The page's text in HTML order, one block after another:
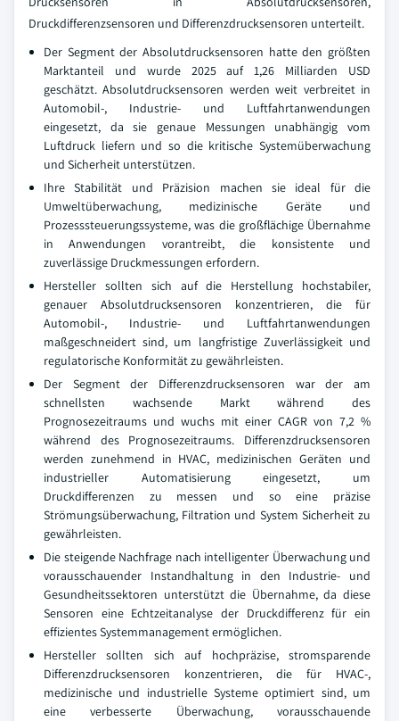
Druckdifferenzsensoren und Differenzdrucksensoren unterteilt.
Der Segment der Absolutdrucksensoren hatte den größten
Marktanteil und wurde 2025 auf 1,26 Milliarden USD
geschätzt. Absolutdrucksensoren werden weit verbreitet in
Automobil-, Industrie- und Luftfahrtanwendungen
eingesetzt, da sie genaue Messungen unabhängig vom
Luftdruck liefern und so die kritische Systemüberwachung
und Sicherheit unterstützen.
Ihre Stabilität und Präzision machen sie ideal für die
Umweltüberwachung, medizinische Geräte und
Prozesssteuerungssysteme, was die großflächige Übernahme
in Anwendungen vorantreibt, die konsistente und
zuverlässige Druckmessungen erfordern.
Hersteller sollten sich auf die Herstellung hochstabiler,
genauer Absolutdrucksensoren konzentrieren, die für
Automobil-, Industrie- und Luftfahrtanwendungen
maßgeschneidert sind, um langfristige Zuverlässigkeit und
regulatorische Konformität zu gewährleisten.
Der Segment der Differenzdrucksensoren war der am
schnellsten wachsende Markt während des
Prognosezeitraums und wuchs mit einer CAGR von 7,2 %
während des Prognosezeitraums. Differenzdrucksensoren
werden zunehmend in HVAC, medizinischen Geräten und
industrieller Automatisierung eingesetzt, um
Druckdifferenzen zu messen und so eine präzise
Strömungsüberwachung, Filtration und System Sicherheit zu
gewährleisten.
Die steigende Nachfrage nach intelligenter Überwachung und
vorausschauender Instandhaltung in den Industrie- und
Gesundheitssektoren unterstützt die Übernahme, da diese
Sensoren eine Echtzeitanalyse der Druckdifferenz für ein
effizientes Systemmanagement ermöglichen.
Hersteller sollten sich auf hochpräzise, stromsparende
Differenzdrucksensoren konzentrieren, die für HVAC-,
medizinische und industrielle Systeme optimiert sind, um
eine verbesserte Überwachung, vorausschauende